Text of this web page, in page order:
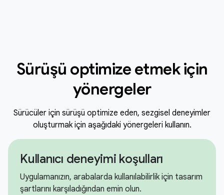
Sürüşü optimize etmek için
yönergeler
Sürücüler için sürüşü optimize eden, sezgisel deneyimler
oluşturmak için aşağıdaki yönergeleri kullanın.
Kullanıcı deneyimi koşulları
Uygulamanızın, arabalarda kullanılabilirlik için tasarım
şartlarını karşıladığından emin olun.